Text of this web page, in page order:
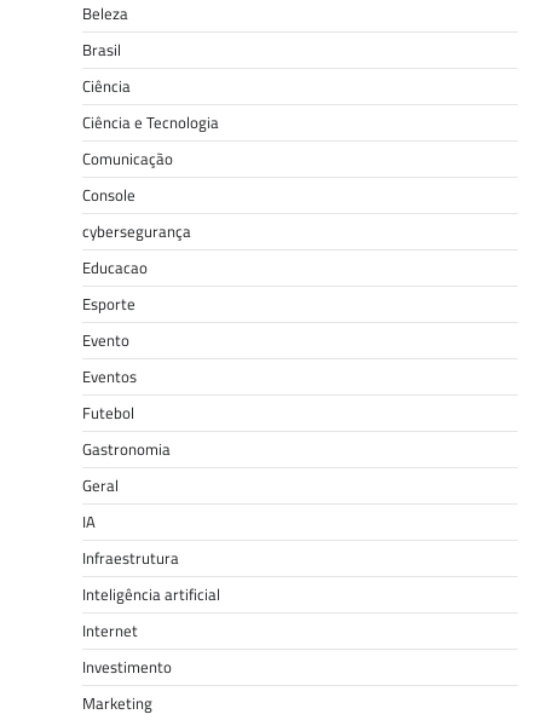
Beleza
Brasil
Ciência
Ciência e Tecnologia
Comunicação
Console
cybersegurança
Educacao
Esporte
Evento
Eventos
Futebol
Gastronomia
Geral
IA
Infraestrutura
Inteligência artificial
Internet
Investimento
Marketing